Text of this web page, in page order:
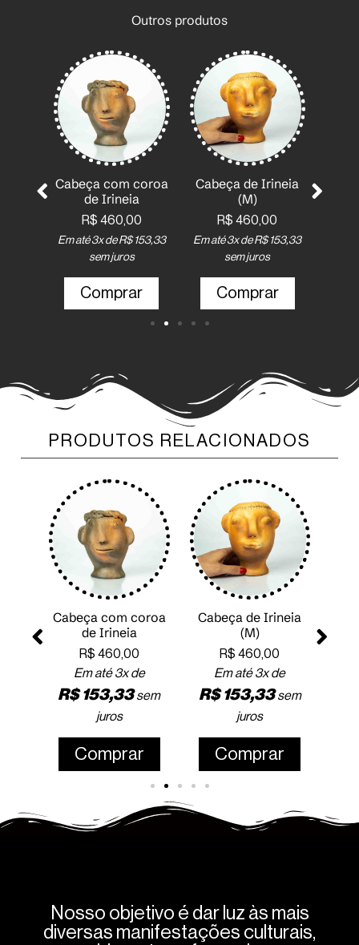
Outros produtos
Cabeça com coroa
de Irineia
460,00
Em até 3x deR$153,33
sem juros
Comprar
Cabeça de Irineia
460,00
Em até 3x deR$153,33
sem juros
Comprar
de
PRODUTOS RELACIONADOS
Cabeça com coroa
de Irineia
R$ 460,00
Em até 3x de
R$153,33sem
juros
Comprar
Cabeça de Irineia
(M)
R$ 460,00
Em até 3x de
R$153,33sem
juros
Comprar
Nosso objetivo é dar luz às mais
diversas manifestações culturais,